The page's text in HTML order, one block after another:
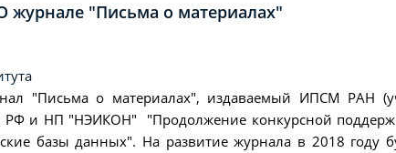
журнале "Письма о материалах"
"Письма о материалах", издаваемый ИПСМ РАН
и НП "НЭИКОН" "Продолжение конкурсной
базы данных". На развитие журнала в 2018 году